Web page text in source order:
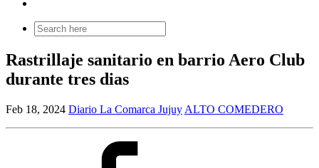
Search
for:
Rastrillaje sanitario en barrio Aero Club
durante tres dias
Feb 18, 2024 Diario La Comarca Jujuy ALTO COMEDERO